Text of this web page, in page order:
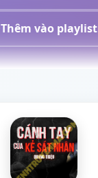
Thêm vào playlist